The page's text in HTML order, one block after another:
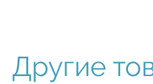
Другие